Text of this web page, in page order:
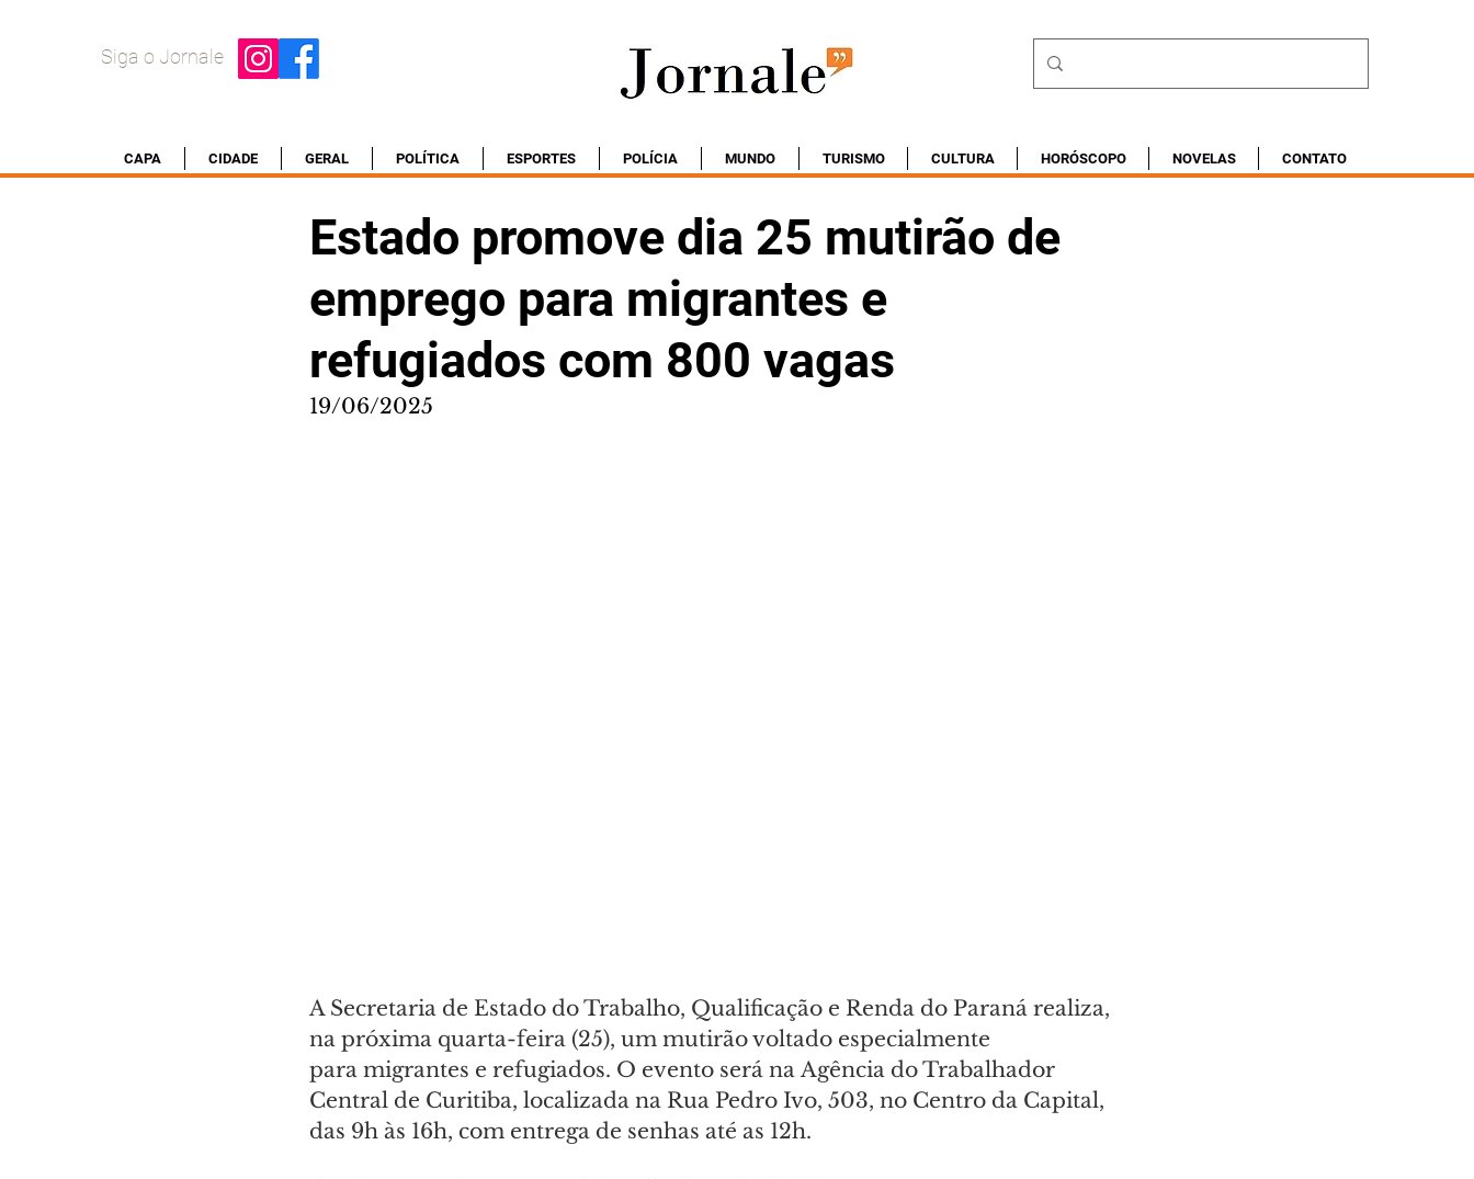
Siga o Jornale
CAPA CIDADE GERAL POLÍTICA ESPORTES POLÍCIA MUNDO TURISMO CULTURA HORÓSCOPO NOVELAS CONTATO
Estado promove dia 25 mutirão de
emprego para migrantes e
refugiados com 800 vagas
19/06/2025
A Secretaria de Estado do Trabalho, Qualificação e Renda do Paraná realiza,
na próxima quarta-feira (25), um mutirão voltado especialmente
para migrantes e refugiados. O evento será na Agência do Trabalhador
Central de Curitiba, localizada na Rua Pedro Ivo, 503, no Centro da Capital,
das 9h às 16h, com entrega de senhas até as 12h.